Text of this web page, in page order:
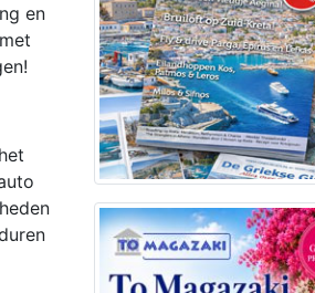
en